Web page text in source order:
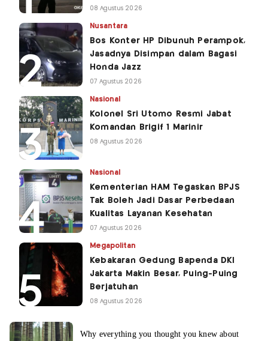
08 Agustus 2026
Nusantara
Bos Konter HP Dibunuh Perampok,
Jasadnya Disimpan dalam Bagasi
Honda Jazz
07 Agustus 2026
Nasional
Kolonel Sri Utomo Resmi Jabat
Komandan Brigif 1 Marinir
08 Agustus 2026
Nasional
Kementerian HAM Tegaskan BPJS
Tak Boleh Jadi Dasar Perbedaan
Kualitas Layanan Kesehatan
07 Agustus 2026
Megapolitan
Kebakaran Gedung Bapenda DKI
Jakarta Makin Besar, Puing-Puing
Berjatuhan
08 Agustus 2026